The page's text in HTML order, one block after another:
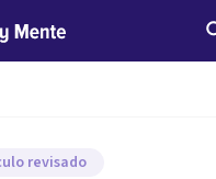
revisado